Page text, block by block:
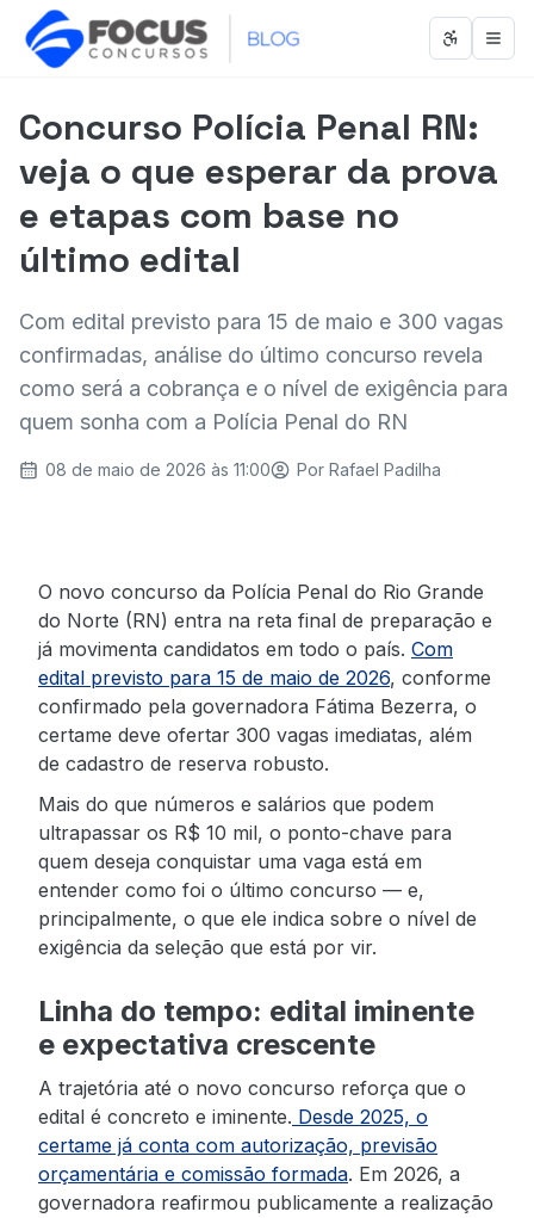
Abrir
Concurso Polícia Penal RN:
veja o que esperar da prova
e etapas com base no
último edital
Com edital previsto para 15 de maio e 300 vagas
confirmadas, análise do último concurso revela
como será a cobrança e o nível de exigência para
quem sonha com a Polícia Penal do RN
08 de maio de 2026 às 11:00 Por Rafael Padilha
O novo concurso da Polícia Penal do Rio Grande
do Norte (RN) entra na reta final de preparação e
já movimenta candidatos em todo o país. Com
edital previsto para 15 de maio de 2026, conforme
confirmado pela governadora Fátima Bezerra, o
certame deve ofertar 300 vagas imediatas, além
de cadastro de reserva robusto.
Mais do que números e salários que podem
ultrapassar os R$ 10 mil, o ponto-chave para
quem deseja conquistar uma vaga está em
entender como foi o último concurso — e,
principalmente, o que ele indica sobre o nível de
exigência da seleção que está por vir.
Linha do tempo: edital iminente
e expectativa crescente
A trajetória até o novo concurso reforça que o
edital é concreto e iminente. Desde 2025, o
certame já conta com autorização, previsão
orçamentária e comissão formada. Em 2026, a
governadora reafirmou publicamente a realização